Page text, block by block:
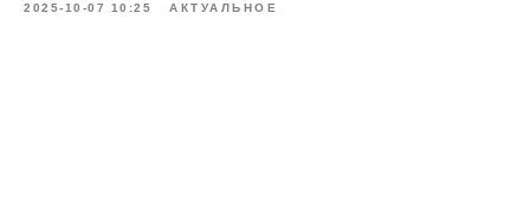
2025-10-07 10:25 АКТУАЛЬНОЕ